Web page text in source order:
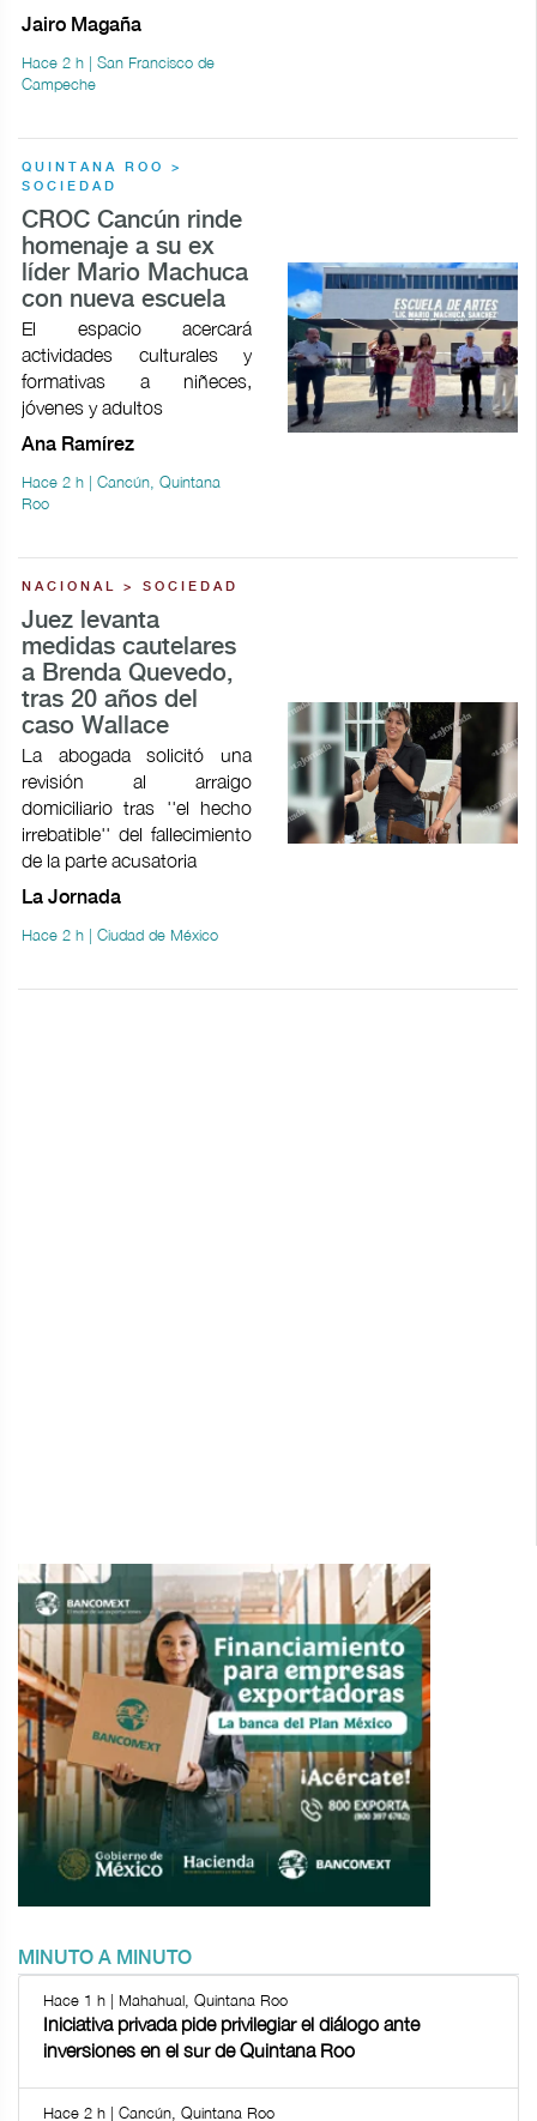
Jairo Magaña
Hace 2 h | San Francisco de
Campeche
QUINTANA ROO >
SOCIEDAD
CROC Cancún rinde
homenaje a su ex
líder Mario Machuca
con nueva escuela
El espacio acercará
actividades culturales y
formativas a niñeces,
jóvenes y adultos
Ana Ramírez
Hace 2 h | Cancún, Quintana
Roo
NACIONAL > SOCIEDAD
Juez levanta
medidas cautelares
a Brenda Quevedo,
tras 20 años del
caso Wallace
La abogada solicitó una
revisión al arraigo
domiciliario tras ''el hecho
irrebatible'' del fallecimiento
de la parte acusatoria
La Jornada
Hace 2 h | Ciudad de México
MINUTO A MINUTO
Hace 1 h | Mahahual, Quintana Roo
Iniciativa privada pide privilegiar el diálogo ante
inversiones en el sur de Quintana Roo
Hace 2 h | Cancún, Quintana Roo